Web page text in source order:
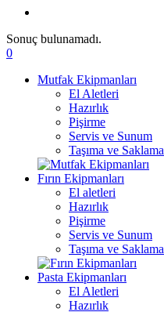
Sonuç bulunamadı.
0
Mutfak Ekipmanları
El Aletleri
Hazırlık
Pişirme
Servis ve Sunum
Taşıma ve Saklama
Fırın Ekipmanları
El aletleri
Hazırlık
Pişirme
Servis ve Sunum
Taşıma ve Saklama
Pasta Ekipmanları
El Aletleri
Hazırlık